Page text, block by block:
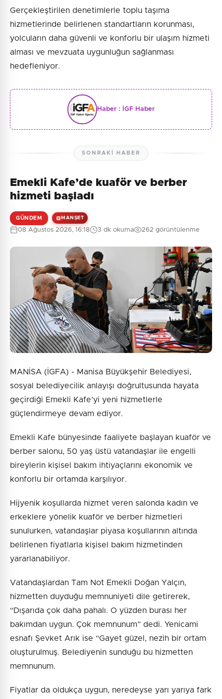
Gerçekleştirilen denetimlerle toplu taşıma
hizmetlerinde belirlenen standartların korunması,
yolcuların daha güvenli ve konforlu bir ulaşım hizmeti
alması ve mevzuata uygunluğun sağlanması
hedefleniyor.
Haber : İGF Haber
SONRAKI HABER
Emekli Kafe’de kuaför ve berber
hizmeti başladı
GÜNDEM MANŞET
08 Ağustos 2026, 16:18 3 dk okuma 262 görüntülenme
MANİSA (İGFA) - Manisa Büyükşehir Belediyesi,
sosyal belediyecilik anlayışı doğrultusunda hayata
geçirdiği Emekli Kafe’yi yeni hizmetlerle
güçlendirmeye devam ediyor.
Emekli Kafe bünyesinde faaliyete başlayan kuaför ve
berber salonu, 50 yaş üstü vatandaşlar ile engelli
bireylerin kişisel bakım ihtiyaçlarını ekonomik ve
konforlu bir ortamda karşılıyor.
Hijyenik koşullarda hizmet veren salonda kadın ve
erkeklere yönelik kuaför ve berber hizmetleri
sunulurken, vatandaşlar piyasa koşullarının altında
belirlenen fiyatlarla kişisel bakım hizmetinden
yararlanabiliyor.
Vatandaşlardan Tam Not Emekli Doğan Yalçın,
hizmetten duyduğu memnuniyeti dile getirerek,
“Dışarıda çok daha pahalı. O yüzden burası her
bakımdan uygun. Çok memnunum” dedi. Yenicami
esnafı Şevket Arık ise “Gayet güzel, nezih bir ortam
oluşturulmuş. Belediyenin sunduğu bu hizmetten
memnunum.
Fiyatlar da oldukça uygun, neredeyse yarı yarıya fark